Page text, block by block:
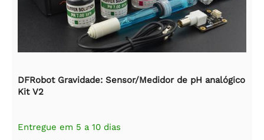
DFRobot Gravidade: Sensor/Medidor de pH analógico
Kit V2
Entregue em 5 a 10 dias